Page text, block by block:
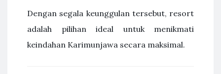
Dengan segala keunggulan tersebut, resort
adalah pilihan ideal untuk menikmati
keindahan Karimunjawa secara maksimal.